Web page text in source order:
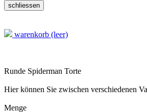
warenkorb (leer)
Runde Spiderman Torte
Hier können Sie zwischen verschiedenen
Menge